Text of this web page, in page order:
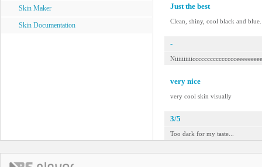
Skin Maker
Skin Documentation
Just the best
Clean, shiny, cool black and blue.
-
very nice
very cool skin visually
3/5
Too dark for my taste...